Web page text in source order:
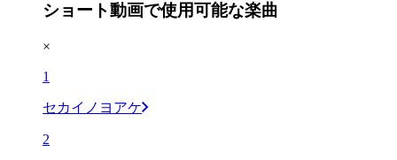
ショート動画で使用可能な楽曲
×
1
セカイノヨアケ
2